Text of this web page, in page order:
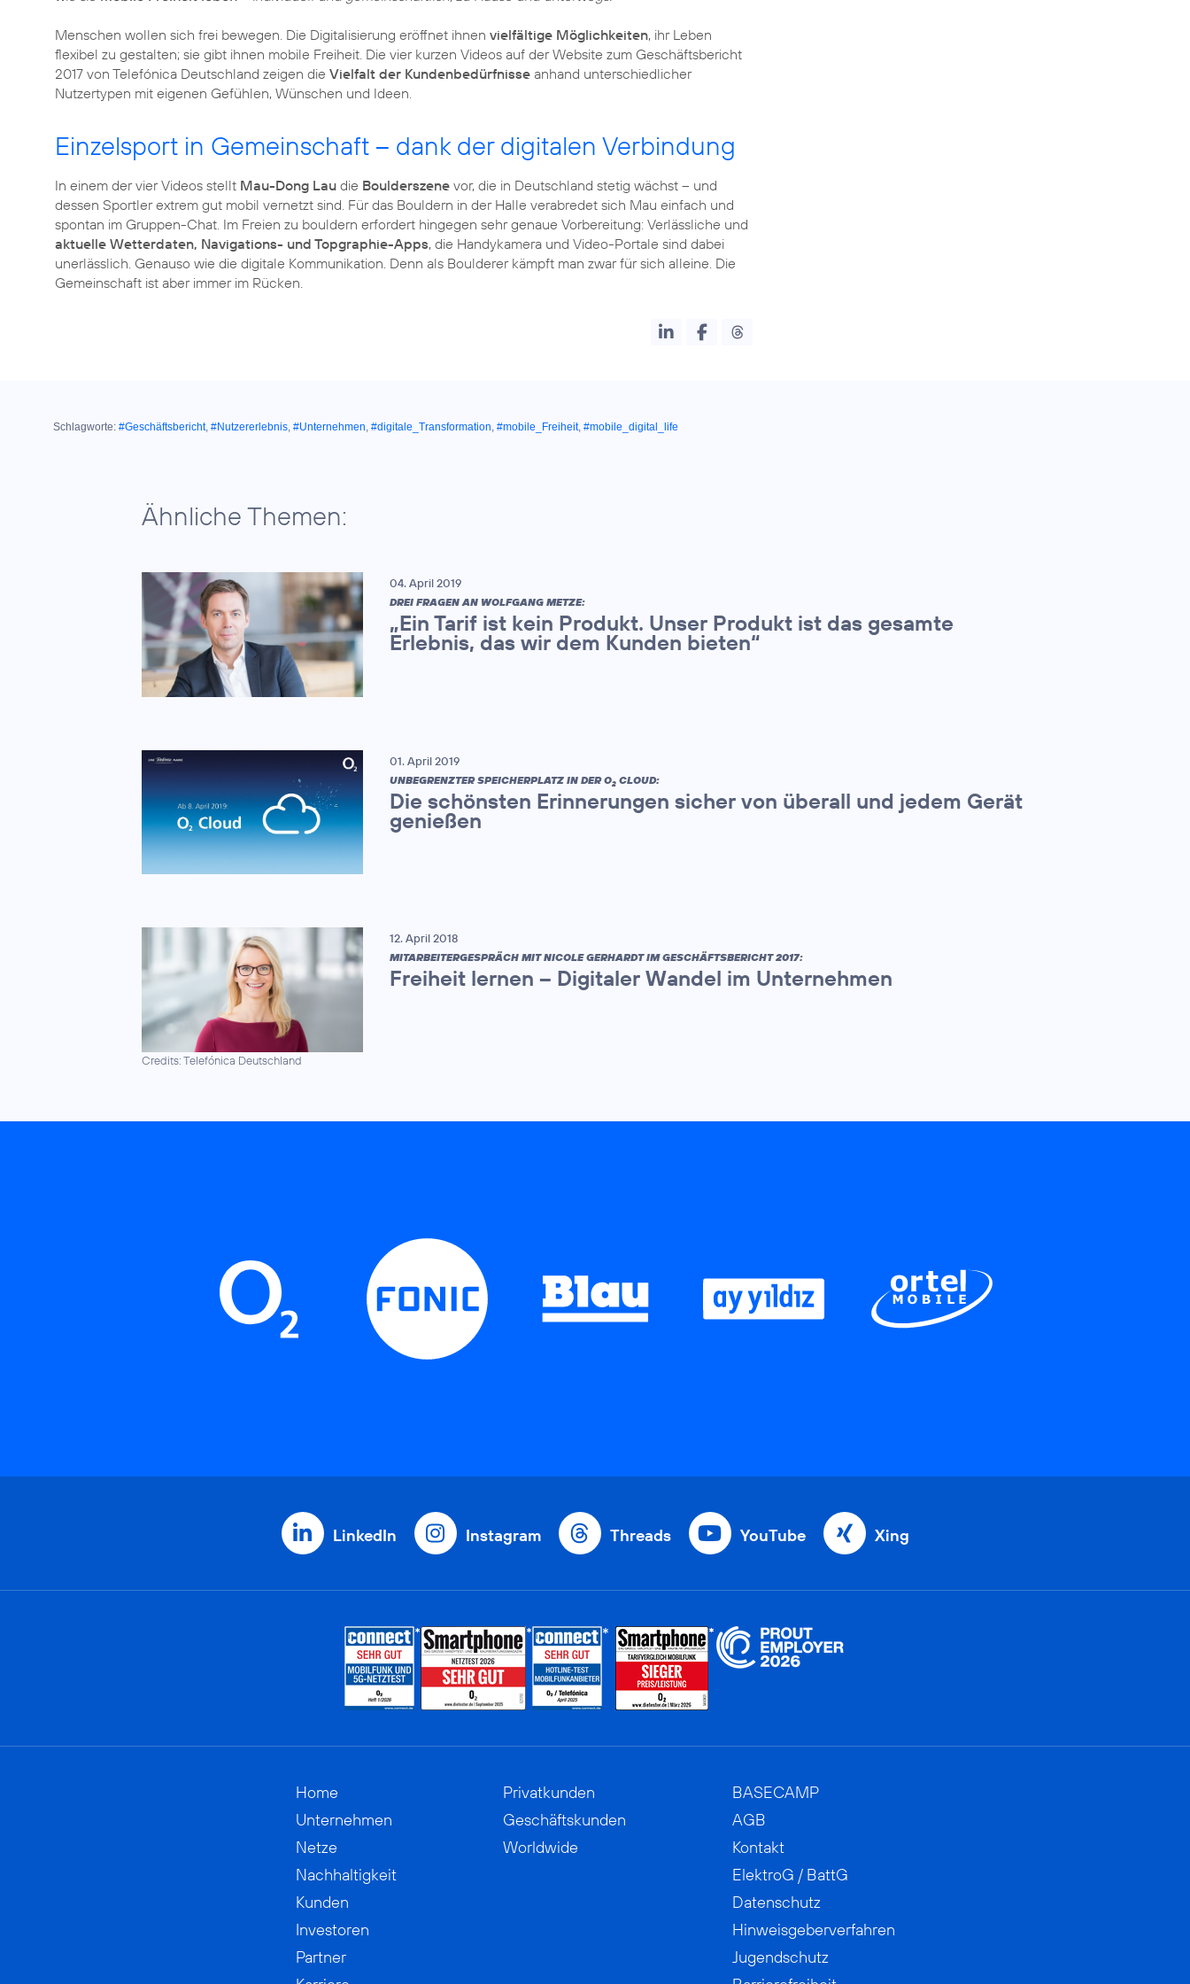
Menschen wollen sich frei bewegen. Die Digitalisierung eröffnet ihnen vielfältige Möglichkeiten, ihr Leben
flexibel zu gestalten; sie gibt ihnen mobile Freiheit. Die vier kurzen Videos auf der Website zum Geschäftsbericht
2017 von Telefónica Deutschland zeigen die Vielfalt der Kundenbedürfnisse anhand unterschiedlicher
Nutzertypen mit eigenen Gefühlen, Wünschen und Ideen.
Einzelsport in Gemeinschaft – dank der digitalen Verbindung
In einem der vier Videos stellt Mau-Dong Lau die Boulderszene vor, die in Deutschland stetig wächst – und
dessen Sportler extrem gut mobil vernetzt sind. Für das Bouldern in der Halle verabredet sich Mau einfach und
spontan im Gruppen-Chat. Im Freien zu bouldern erfordert hingegen sehr genaue Vorbereitung: Verlässliche und
aktuelle Wetterdaten, Navigations- und Topgraphie-Apps, die Handykamera und Video-Portale sind dabei
unerlässlich. Genauso wie die digitale Kommunikation. Denn als Boulderer kämpft man zwar für sich alleine. Die
Gemeinschaft ist aber immer im Rücken.
Schlagworte: #Geschäftsbericht, #Nutzererlebnis, #Unternehmen, #digitale_Transformation, #mobile_Freiheit, #mobile_digital_life
Ähnliche Themen:
04. April 2019
DREI FRAGEN AN WOLFGANG METZE:
„Ein Tarif ist kein Produkt. Unser Produkt ist das gesamte
Erlebnis, das wir dem Kunden bieten“
01. April 2019
UNBEGRENZTER SPEICHERPLATZ IN DER O2 CLOUD:
Die schönsten Erinnerungen sicher von überall und jedem Gerät
genießen
Credits: Telefónica Deutschland
12. April 2018
MITARBEITERGESPRÄCH MIT NICOLE GERHARDT IM GESCHÄFTSBERICHT 2017:
Freiheit lernen – Digitaler Wandel im Unternehmen
LinkedIn Instagram Threads YouTube Xing
Home
Unternehmen
Netze
Nachhaltigkeit
Kunden
Investoren
Partner
Privatkunden
Geschäftskunden
Worldwide
BASECAMP
AGB
Kontakt
ElektroG / BattG
Datenschutz
Hinweisgeberverfahren
Jugendschutz